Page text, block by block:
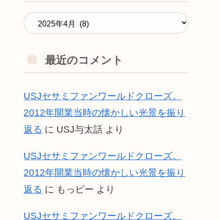
最近のコメント
USJセサミファンワールドクローズ。
2012年開業当時の懐かしい光景を振り
返る に USJ与太話 より
USJセサミファンワールドクローズ。
2012年開業当時の懐かしい光景を振り
返る に もっピー より
USJセサミファンワールドクローズ。